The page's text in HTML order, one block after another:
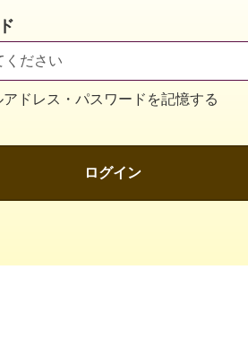
アドレス・パスワードを記憶する
ログイン